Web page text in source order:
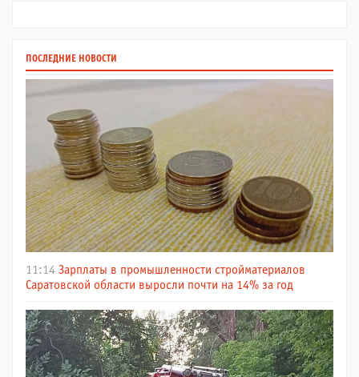
ПОСЛЕДНИЕ НОВОСТИ
11:14 Зарплаты в промышленности стройматериалов
Саратовской области выросли почти на 14% за год